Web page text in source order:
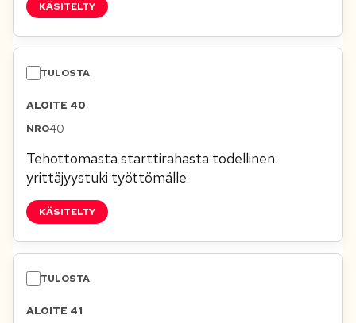
KÄSITELTY
ALOITE 40
40
Tehottomasta starttirahasta todellinen
yrittäjyystuki työttömälle
KÄSITELTY
ALOITE 41